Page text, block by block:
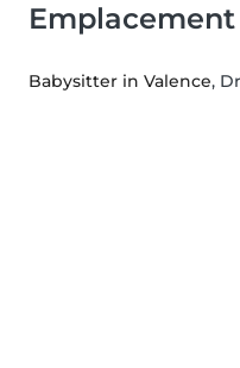
Emplacement
Babysitter in Valence,